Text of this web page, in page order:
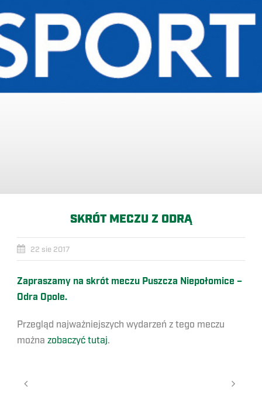
SKRÓT MECZU Z ODRĄ
22 sie 2017
Zapraszamy na skrót meczu Puszcza Niepołomice –
Odra Opole.
Przegląd najważniejszych wydarzeń z tego meczu
można zobaczyć tutaj.